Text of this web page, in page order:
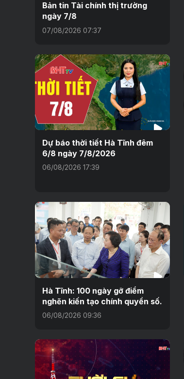
Bản tin Tài chính thị trường
ngày 7/8
07/08/2026 07:37
Dự báo thời tiết Hà Tĩnh đêm
6/8 ngày 7/8/2026
06/08/2026 17:39
Hà Tĩnh: 100 ngày gỡ điểm
nghẽn kiến tạo chính quyền số.
06/08/2026 09:36